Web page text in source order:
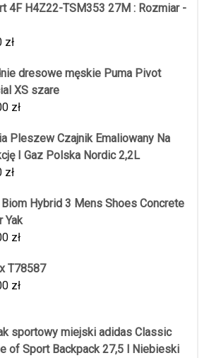
4F H4Z22-TSM353 27M : Rozmiar -
zł
dresowe męskie Puma Pivot
XS szare
zł
Pleszew Czajnik Emaliowany Na
I Gaz Polska Nordic 2,2L
zł
Biom Hybrid 3 Mens Shoes Concrete
Yak
zł
T78587
zł
sportowy miejski adidas Classic
of Sport Backpack 27,5 l Niebieski